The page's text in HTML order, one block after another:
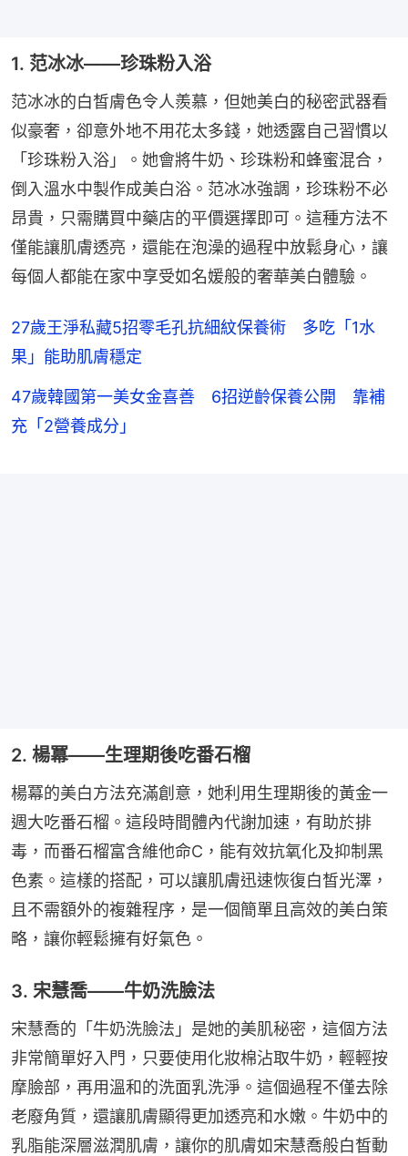
1. 范冰冰——珍珠粉入浴
范冰冰的白皙膚色令人羨慕，但她美白的秘密武器看
似豪奢，卻意外地不用花太多錢，她透露自己習慣以
「珍珠粉入浴」。她會將牛奶、珍珠粉和蜂蜜混合，
倒入溫水中製作成美白浴。范冰冰強調，珍珠粉不必
昂貴，只需購買中藥店的平價選擇即可。這種方法不
僅能讓肌膚透亮，還能在泡澡的過程中放鬆身心，讓
每個人都能在家中享受如名媛般的奢華美白體驗。
27歲王淨私藏5招零毛孔抗細紋保養術 多吃「1水
果」能助肌膚穩定
47歲韓國第一美女金喜善 6招逆齡保養公開 靠補
充「2營養成分」
2. 楊冪——生理期後吃番石榴
楊冪的美白方法充滿創意，她利用生理期後的黃金一
週大吃番石榴。這段時間體內代謝加速，有助於排
毒，而番石榴富含維他命C，能有效抗氧化及抑制黑
色素。這樣的搭配，可以讓肌膚迅速恢復白皙光澤，
且不需額外的複雜程序，是一個簡單且高效的美白策
略，讓你輕鬆擁有好氣色。
3. 宋慧喬——牛奶洗臉法
宋慧喬的「牛奶洗臉法」是她的美肌秘密，這個方法
非常簡單好入門，只要使用化妝棉沾取牛奶，輕輕按
摩臉部，再用溫和的洗面乳洗淨。這個過程不僅去除
老廢角質，還讓肌膚顯得更加透亮和水嫩。牛奶中的
乳脂能深層滋潤肌膚，讓你的肌膚如宋慧喬般白皙動